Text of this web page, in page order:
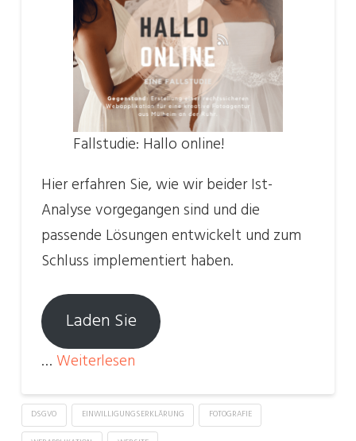
Fallstudie: Hallo online!
Hier erfahren Sie, wie wir beider Ist-
Analyse vorgegangen sind und die
passende Lösungen entwickelt und zum
Schluss implementiert haben.
Laden Sie
… Weiterlesen
DSGVO EINWILLIGUNGSERKLÄRUNG FOTOGRAFIE